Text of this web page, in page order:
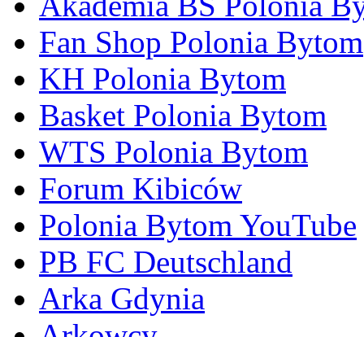
Fan Shop Polonia Bytom
KH Polonia Bytom
Basket Polonia Bytom
WTS Polonia Bytom
Forum Kibiców
Polonia Bytom YouTube
PB FC Deutschland
Arka Gdynia